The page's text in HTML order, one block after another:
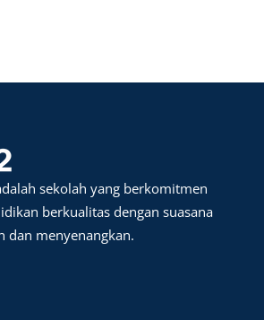
sekolah yang berkomitmen
berkualitas dengan suasana
dan menyenangkan.